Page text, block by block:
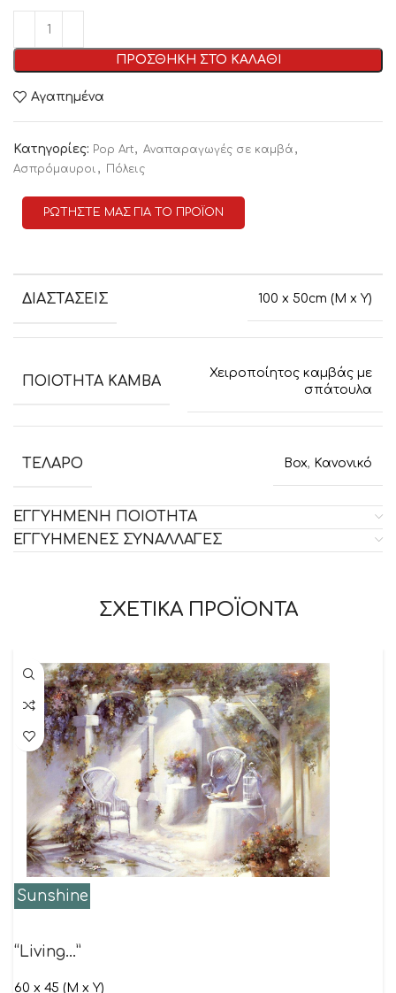
ΠΡΟΣΘΗΚΗ ΣΤΟ ΚΑΛΑΘΙ
Αγαπημένα
Κατηγορίες: Pop Art, Αναπαραγωγές σε καμβά ,
Ασπρόμαυροι , Πόλεις
ΡΩΤΗΣΤΕ ΜΑΣ ΓΙΑ ΤΟ ΠΡΟΪΟΝ
ΔΙΑΣΤΑΣΕΙΣ 100 x 50cm (M x Y)
ΠΟΙΟΤΗΤΑ ΚΑΜΒΑ
Χειροποίητος καμβάς με
σπάτουλα
ΤΕΛΑΡΟ Box, Κανονικό
ΕΓΓΥΗΜΕΝΗ ΠΟΙΟΤΗΤΑ
ΕΓΓΥΗΜΕΝΕΣ ΣΥΝΑΛΛΑΓΕΣ
ΣΧΕΤΙΚΑ ΠΡΟΪΟΝΤΑ
Sunshine
“Living…”
60 x 45 (M x Y)